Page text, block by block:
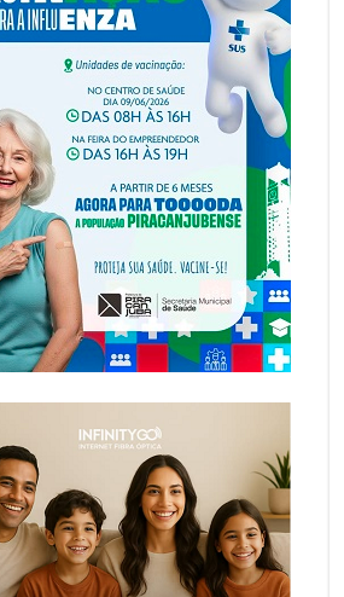
https://www.infinitygo.com.br/